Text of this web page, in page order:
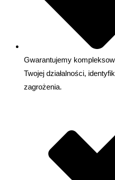
Gwarantujemy
Twojej działalności,
zagrożenia.